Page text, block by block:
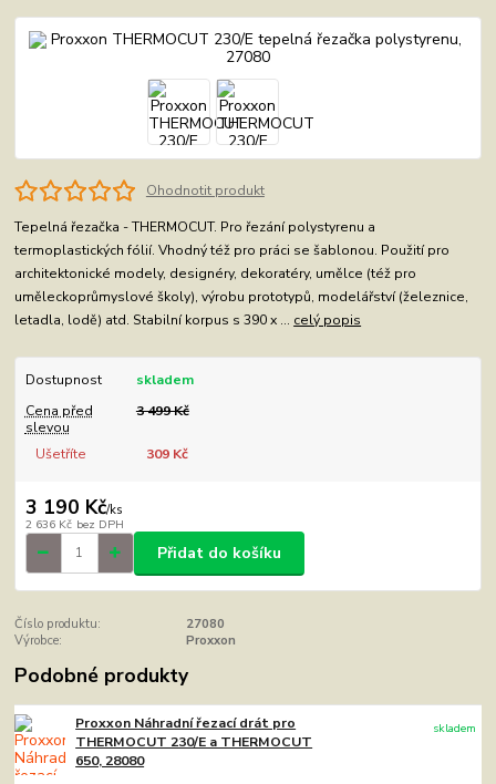
Ohodnotit produkt
Tepelná řezačka - THERMOCUT. Pro řezání polystyrenu a
termoplastických fólií. Vhodný též pro práci se šablonou. Použití pro
architektonické modely, designéry, dekoratéry, umělce (též pro
uměleckoprůmyslové školy), výrobu prototypů, modelářství (železnice,
letadla, lodě) atd. Stabilní korpus s 390 x ... celý popis
Dostupnost
skladem
Cena před
slevou
3 499 Kč
Ušetříte 309 Kč
3 190 Kč/ks
2 636 Kč bez DPH
Přidat do košíku
Číslo produktu:
27080
Výrobce:
Proxxon
Podobné produkty
Proxxon Náhradní řezací drát pro
THERMOCUT 230/E a THERMOCUT
650, 28080
skladem